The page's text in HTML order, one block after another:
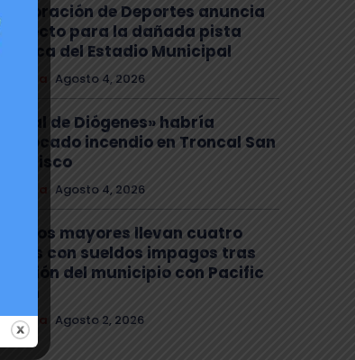
de Deportes anuncia
para la dañada pista
del Estadio Municipal
Agosto 4, 2026
El «mal de Diógenes» habría
provocado incendio en Troncal San
Francisco
Agosto 4, 2026
Adultos mayores llevan cuatro
meses con sueldos impagos tras
decisión del municipio con Pacific
Agosto 2, 2026